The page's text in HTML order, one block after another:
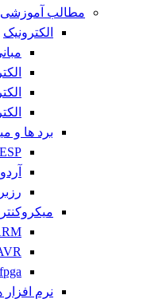
مطالب آموزشی
الکترونیک
برد ها و
ESP
fpga
نرم افزار